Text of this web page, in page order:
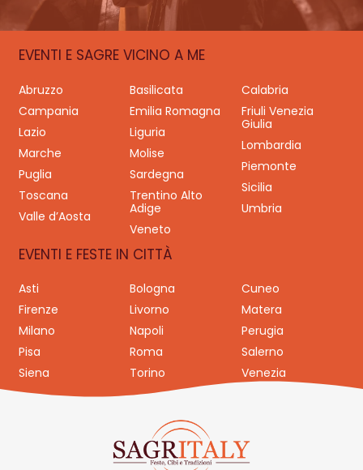
EVENTI E SAGRE VICINO A ME
Abruzzo Basilicata
Calabria
Campania
Emilia Romagna
Friuli Venezia
Giulia
Lazio
Liguria
Lombardia
Marche
Molise
Piemonte
Puglia
Sardegna
Sicilia
Toscana
Trentino Alto
Adige
Umbria
Valle d’Aosta
Veneto
EVENTI E FESTE IN CITTÀ
Asti Bologna
Cuneo
Firenze
Livorno
Matera
Milano
Napoli
Perugia
Pisa
Roma
Salerno
Siena
Torino Venezia